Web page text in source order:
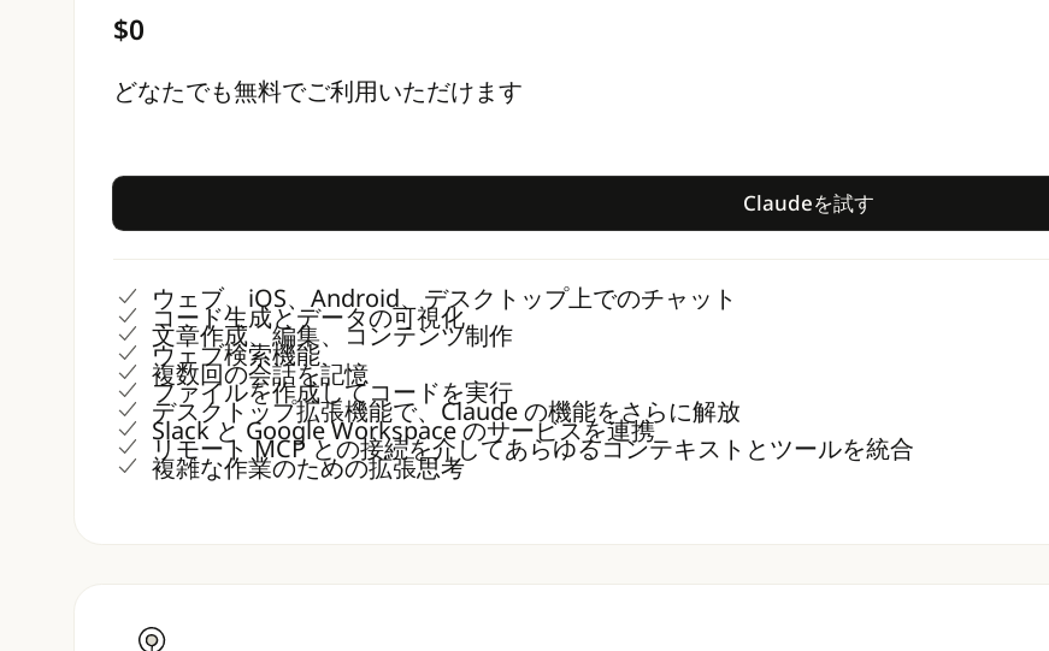
$0
どなたでも無料でご利用いただけます
Claudeを試す
ウェブ、iOS、Android、デスクトップ上でのチャット
コード生成とデータの可視化
文章作成、編集、コンテンツ制作
ウェブ検索機能
複数回の会話を記憶
ファイルを作成してコードを実行
デスクトップ拡張機能で、Claude の機能をさらに解放
Slack と Google Workspace のサービスを連携
リモート MCP との接続を介してあらゆるコンテキストとツールを統合
複雑な作業のための拡張思考